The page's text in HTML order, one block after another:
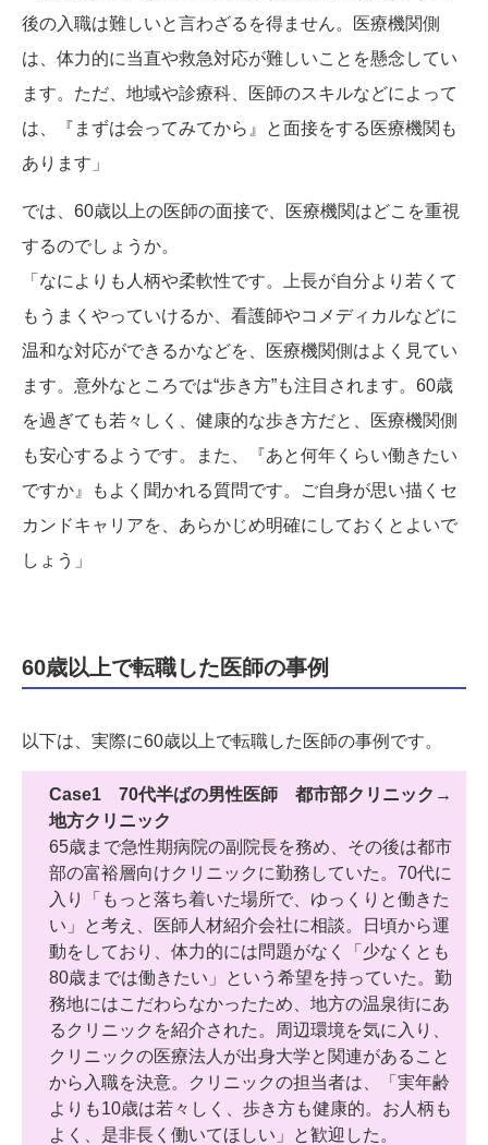
後の入職は難しいと言わざるを得ません。医療機関側
は、体力的に当直や救急対応が難しいことを懸念してい
ます。ただ、地域や診療科、医師のスキルなどによって
は、『まずは会ってみてから』と面接をする医療機関も
あります」
では、60歳以上の医師の面接で、医療機関はどこを重視
するのでしょうか。
「なによりも人柄や柔軟性です。上長が自分より若くて
もうまくやっていけるか、看護師やコメディカルなどに
温和な対応ができるかなどを、医療機関側はよく見てい
ます。意外なところでは“歩き方”も注目されます。60歳
を過ぎても若々しく、健康的な歩き方だと、医療機関側
も安心するようです。また、『あと何年くらい働きたい
ですか』もよく聞かれる質問です。ご自身が思い描くセ
カンドキャリアを、あらかじめ明確にしておくとよいで
しょう」
60歳以上で転職した医師の事例
以下は、実際に60歳以上で転職した医師の事例です。
Case1 70代半ばの男性医師 都市部クリニック→
地方クリニック
65歳まで急性期病院の副院長を務め、その後は都市
部の富裕層向けクリニックに勤務していた。70代に
入り「もっと落ち着いた場所で、ゆっくりと働きた
い」と考え、医師人材紹介会社に相談。日頃から運
動をしており、体力的には問題がなく「少なくとも
80歳までは働きたい」という希望を持っていた。勤
務地にはこだわらなかったため、地方の温泉街にあ
るクリニックを紹介された。周辺環境を気に入り、
クリニックの医療法人が出身大学と関連があること
から入職を決意。クリニックの担当者は、「実年齢
よりも10歳は若々しく、歩き方も健康的。お人柄も
よく、是非長く働いてほしい」と歓迎した。